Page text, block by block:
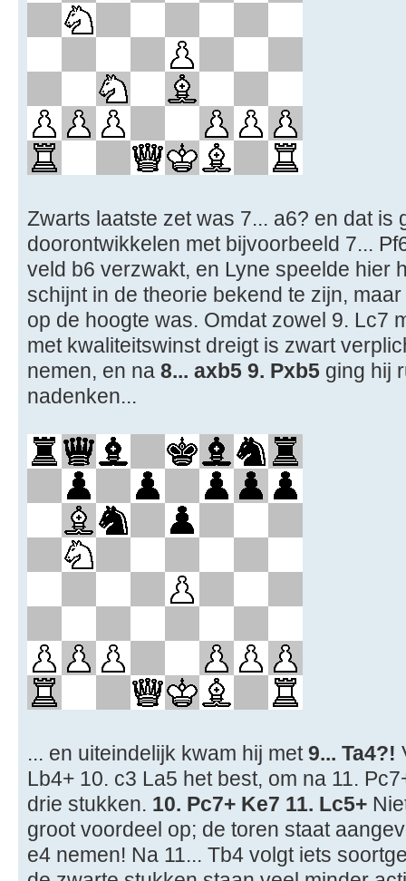
Zwarts laatste zet was 7... a6? en dat is
doorontwikkelen met bijvoorbeeld 7...
veld b6 verzwakt, en Lyne speelde hier
schijnt in de theorie bekend te zijn,
op de hoogte was. Omdat zowel 9. Lc7
met kwaliteitswinst dreigt is zwart
nemen, en na 8... axb5 9. Pxb5 ging hij
nadenken...
... en uiteindelijk kwam hij met9... Ta4?!
Lb4+ 10. c3 La5 het best, om na 11.
drie stukken. 10. Pc7+ Ke7 11. Lc5+
groot voordeel op; de toren staat
e4 nemen! Na 11... Tb4 volgt iets